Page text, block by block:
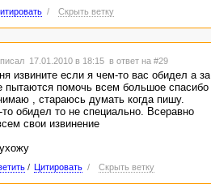
/ Скрыть ветку
17.01.2010 в 18:15 в ответ на #29
извините если я чем-то вас обидел а за
пытаются помочь всем большое спасибо
, стараюсь думать когда пишу.
то обидел то не специально. Всеравно
свои извинение
/ Цитировать / Скрыть ветку